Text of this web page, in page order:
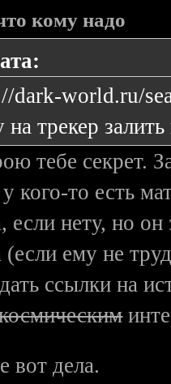
кому надо
dark-world.ru/
на трекер залить
тебе секрет.
кого-то есть
если нету, но он
(если ему не
ссылки на
вот дела.